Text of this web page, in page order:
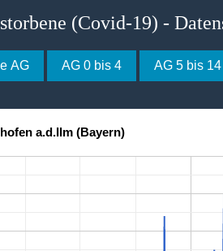
(Covid-19) -
AG AG 0 bis 4 AG 5 bis 14
a.d.Ilm (Bayern)